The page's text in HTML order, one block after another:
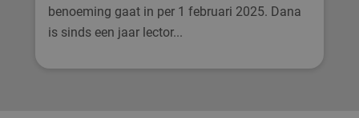
benoeming gaat in per 1 februari 2025. Dana
is sinds een jaar lector...